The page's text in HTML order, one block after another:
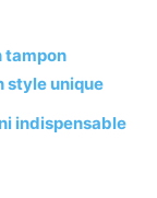
tampon
style unique
indispensable